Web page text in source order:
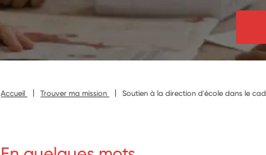
Accueil Trouver ma mission Soutien à la direction d'école dans le